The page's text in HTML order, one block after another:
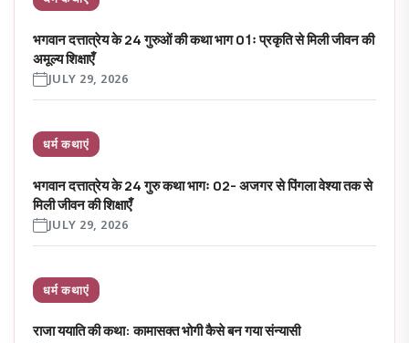
भगवान दत्तात्रेय के 24 गुरुओं की कथा भाग 01ः प्रकृति से मिली जीवन की
अमूल्य शिक्षाएँ
JULY 29, 2026
धर्म कथाएं
भगवान दत्तात्रेय के 24 गुरु कथा भागः 02- अजगर से पिंगला वेश्या तक से
मिली जीवन की शिक्षाएँ
JULY 29, 2026
धर्म कथाएं
राजा ययाति की कथा: कामासक्त भोगी कैसे बन गया संन्यासी